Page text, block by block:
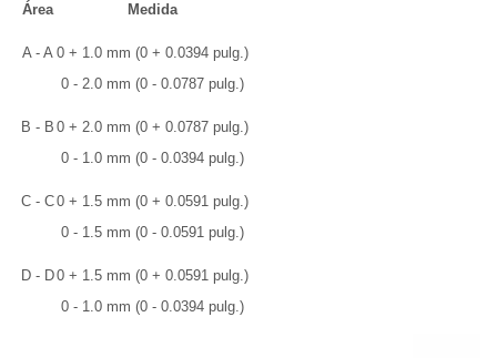
Área Medida
A - A 0 + 1.0 mm (0 + 0.0394 pulg.)
0 - 2.0 mm (0 - 0.0787 pulg.)
B - B 0 + 2.0 mm (0 + 0.0787 pulg.)
0 - 1.0 mm (0 - 0.0394 pulg.)
C - C0 + 1.5 mm (0 + 0.0591 pulg.)
0 - 1.5 mm (0 - 0.0591 pulg.)
D - D0 + 1.5 mm (0 + 0.0591 pulg.)
0 - 1.0 mm (0 - 0.0394 pulg.)